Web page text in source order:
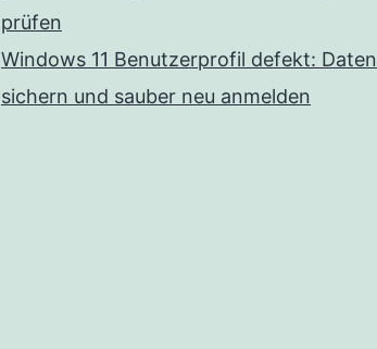
prüfen
Windows 11 Benutzerprofil defekt: Daten
sichern und sauber neu anmelden